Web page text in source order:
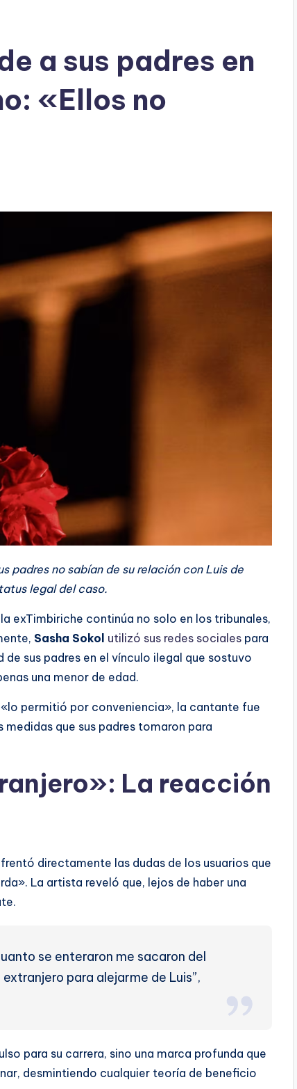
a sus padres en
«Ellos no
padres no sabían de su relación con Luis de
legal del caso.
exTimbiriche continúa no solo en los tribunales,
Sasha Sokol utilizó sus redes sociales para
sus padres en el vínculo ilegal que sostuvo
una menor de edad.
permitió por conveniencia», la cantante fue
que sus padres tomaron para
La reacción
directamente las dudas de los usuarios que
La artista reveló que, lejos de haber una
se enteraron me sacaron del
para alejarme de Luis”,
para su carrera, sino una marca profunda que
desmintiendo cualquier teoría de beneficio